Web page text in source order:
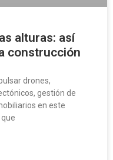
alturas: así
construcción
drones,
gestión de
en este